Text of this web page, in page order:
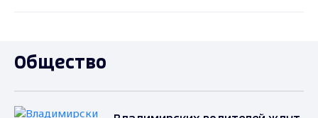
Общество